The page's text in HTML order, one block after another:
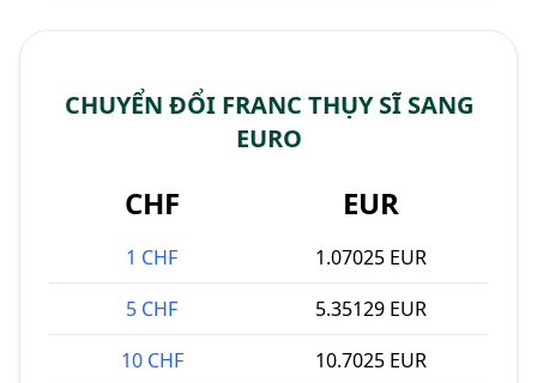
CHUYỂN ĐỔI FRANC THỤY SĨ SANG
EURO
CHF EUR
1 CHF
1.07025 EUR
5 CHF
5.35129 EUR
10 CHF
10.7025 EUR